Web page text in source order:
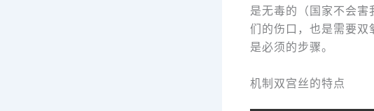
是无毒的（国家不会
们的伤口，也是需要双
是必须的步骤。
机制双宫丝的特点